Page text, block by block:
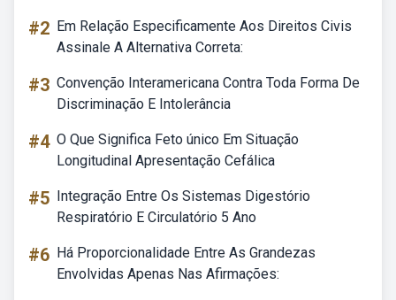
#2 Em Relação Especificamente Aos Direitos Civis
Assinale A Alternativa Correta:
#3 Convenção Interamericana Contra Toda Forma De
Discriminação E Intolerância
#4 O Que Significa Feto único Em Situação
Longitudinal Apresentação Cefálica
#5 Integração Entre Os Sistemas Digestório
Respiratório E Circulatório 5 Ano
#6 Há Proporcionalidade Entre As Grandezas
Envolvidas Apenas Nas Afirmações: